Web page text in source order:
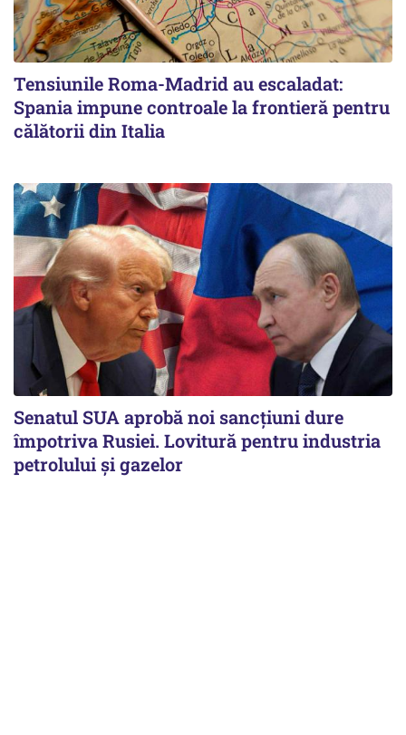
Tensiunile Roma-Madrid au escaladat:
Spania impune controale la frontieră pentru
călătorii din Italia
Senatul SUA aprobă noi sancțiuni dure
împotriva Rusiei. Lovitură pentru industria
petrolului și gazelor